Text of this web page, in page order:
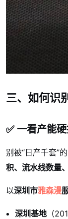
三、如何识
✅ 一看产能
别被“日产千套”
积、流水线数量
以深圳市雅森漫
深圳基地 （